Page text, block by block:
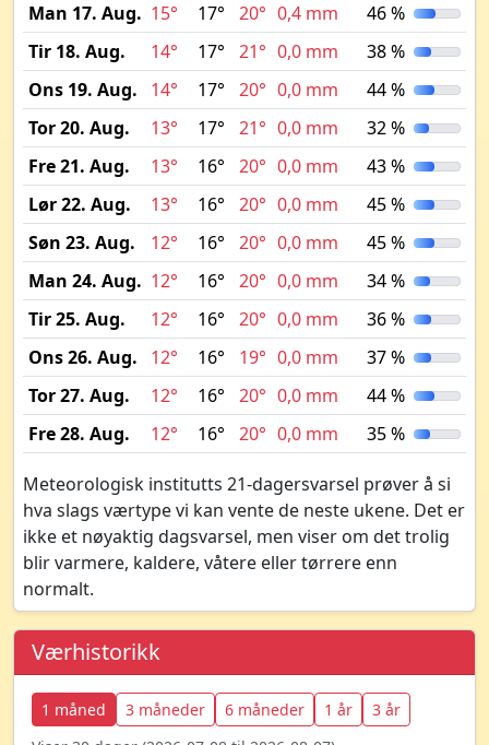
Man 17. Aug. 15° 17° 20° 0,4 mm
46 %
Tir 18. Aug.
14° 17° 21° 0,0 mm
38 %
Ons 19. Aug.
14° 17° 20° 0,0 mm
44 %
Tor 20. Aug.
13° 17° 21° 0,0 mm
32 %
Fre 21. Aug.
13° 16° 20° 0,0 mm
43 %
Lør 22. Aug.
13° 16° 20° 0,0 mm
45 %
Søn 23. Aug.
12° 16° 20° 0,0 mm
45 %
Man 24. Aug. 12° 16° 20° 0,0 mm
34 %
Tir 25. Aug.
12° 16° 20° 0,0 mm
36 %
Ons 26. Aug.
12° 16° 19° 0,0 mm
37 %
Tor 27. Aug.
12° 16° 20° 0,0 mm
44 %
Fre 28. Aug.
12° 16° 20° 0,0 mm 35 %
Meteorologisk institutts 21-dagersvarsel prøver å si
hva slags værtype vi kan vente de neste ukene. Det er
ikke et nøyaktig dagsvarsel, men viser om det trolig
blir varmere, kaldere, våtere eller tørrere enn
normalt.
Værhistorikk
1 måned 3 måneder 6 måneder 1 år
3 år